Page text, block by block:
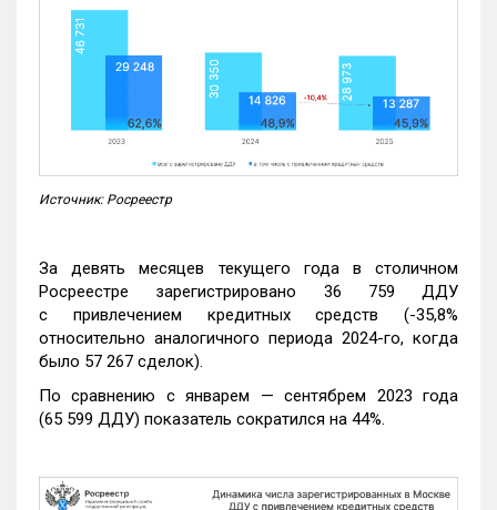
Источник: Росреестр
За девять месяцев текущего года в столичном
Росреестре зарегистрировано 36 759 ДДУ
с привлечением кредитных средств (-35,8%
относительно аналогичного периода 2024-го, когда
было 57 267 сделок).
По сравнению с январем — сентябрем 2023 года
(65 599 ДДУ) показатель сократился на 44%.